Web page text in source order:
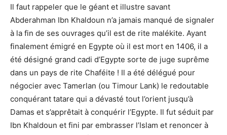
Il faut rappeler que le géant et illustre savant
Abderahman Ibn Khaldoun n’a jamais manqué de signaler
à la fin de ses ouvrages qu’il est de rite malékite. Ayant
finalement émigré en Egypte où il est mort en 1406, il a
été désigné grand cadi d’Egypte sorte de juge suprême
dans un pays de rite Chaféite ! Il a été délégué pour
négocier avec Tamerlan (ou Timour Lank) le redoutable
conquérant tatare qui a dévasté tout l’orient jusqu’à
Damas et s’apprêtait à conquérir l’Egypte. Il fut séduit par
Ibn Khaldoun et fini par embrasser l’Islam et renoncer à